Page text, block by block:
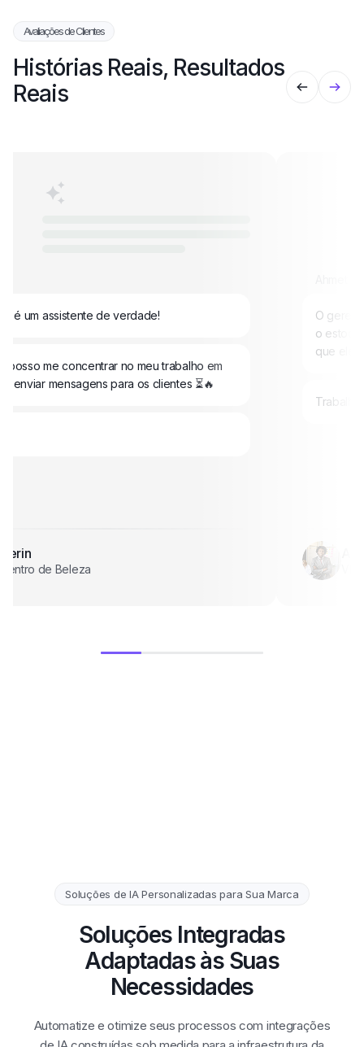
Avaliações de Clientes
Histórias Reais, Resultados
Reais
é um assistente de verdade!
posso me concentrar no meu trabalho em
enviar mensagens para os clientes ⏳🔥
Derin
Centro de Beleza
O
o
que eles
Trabalha
Soluções de IA Personalizadas para Sua Marca
Soluções Integradas
Adaptadas às Suas
Necessidades
Automatize e otimize seus processos com integrações